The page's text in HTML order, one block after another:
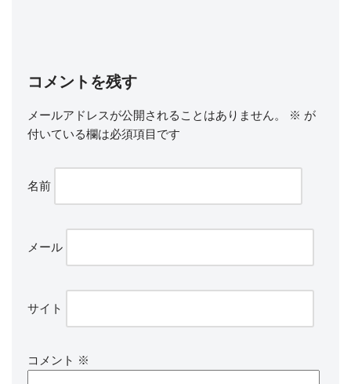
コメントを残す
メールアドレスが公開されることはありません。 ※ が
付いている欄は必須項目です
名前
メール
サイト
コメント ※